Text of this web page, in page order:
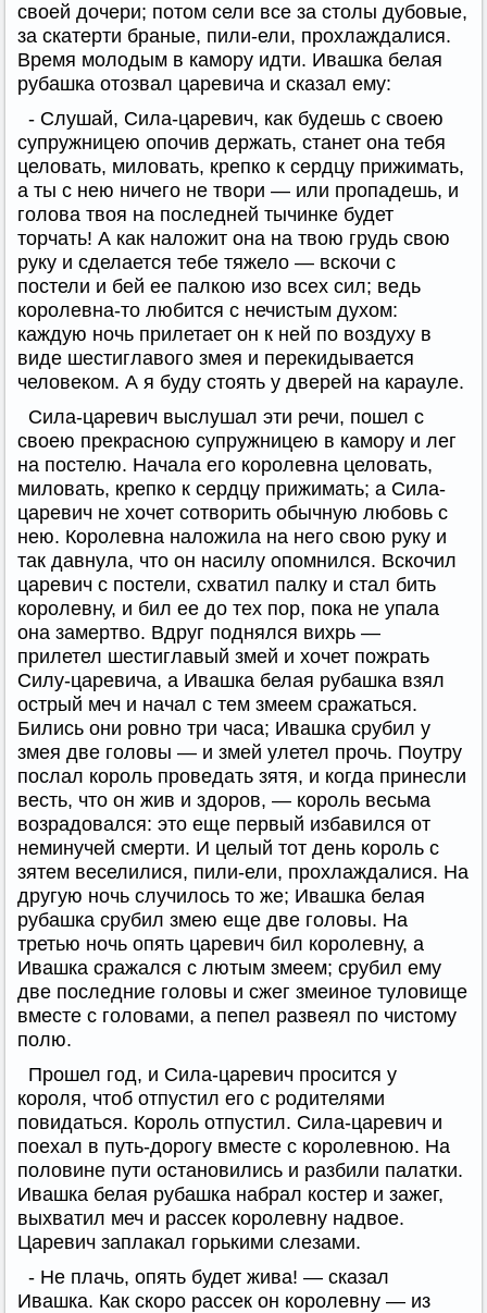
своей дочери; потом сели все за столы дубовые,
за скатерти браные, пили-ели, прохлаждалися.
Время молодым в камору идти. Ивашка белая
рубашка отозвал царевича и сказал ему:
- Слушай, Сила-царевич, как будешь с своею
супружницею опочив держать, станет она тебя
целовать, миловать, крепко к сердцу прижимать,
а ты с нею ничего не твори — или пропадешь, и
голова твоя на последней тычинке будет
торчать! А как наложит она на твою грудь свою
руку и сделается тебе тяжело — вскочи с
постели и бей ее палкою изо всех сил; ведь
королевна-то любится с нечистым духом:
каждую ночь прилетает он к ней по воздуху в
виде шестиглавого змея и перекидывается
человеком. А я буду стоять у дверей на карауле.
Сила-царевич выслушал эти речи, пошел с
своею прекрасною супружницею в камору и лег
на постелю. Начала его королевна целовать,
миловать, крепко к сердцу прижимать; а Сила-
царевич не хочет сотворить обычную любовь с
нею. Королевна наложила на него свою руку и
так давнула, что он насилу опомнился. Вскочил
царевич с постели, схватил палку и стал бить
королевну, и бил ее до тех пор, пока не упала
она замертво. Вдруг поднялся вихрь —
прилетел шестиглавый змей и хочет пожрать
Силу-царевича, а Ивашка белая рубашка взял
острый меч и начал с тем змеем сражаться.
Бились они ровно три часа; Ивашка срубил у
змея две головы — и змей улетел прочь. Поутру
послал король проведать зятя, и когда принесли
весть, что он жив и здоров, — король весьма
возрадовался: это еще первый избавился от
неминучей смерти. И целый тот день король с
зятем веселилися, пили-ели, прохлаждалися. На
другую ночь случилось то же; Ивашка белая
рубашка срубил змею еще две головы. На
третью ночь опять царевич бил королевну, а
Ивашка сражался с лютым змеем; срубил ему
две последние головы и сжег змеиное туловище
вместе с головами, а пепел развеял по чистому
полю.
Прошел год, и Сила-царевич просится у
короля, чтоб отпустил его с родителями
повидаться. Король отпустил. Сила-царевич и
поехал в путь-дорогу вместе с королевною. На
половине пути остановились и разбили палатки.
Ивашка белая рубашка набрал костер и зажег,
выхватил меч и рассек королевну надвое.
Царевич заплакал горькими слезами.
- Не плачь, опять будет жива! — сказал
Ивашка. Как скоро рассек он королевну — из